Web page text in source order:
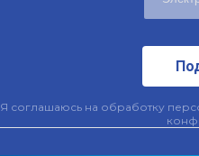
Я соглашаюсь на обработку